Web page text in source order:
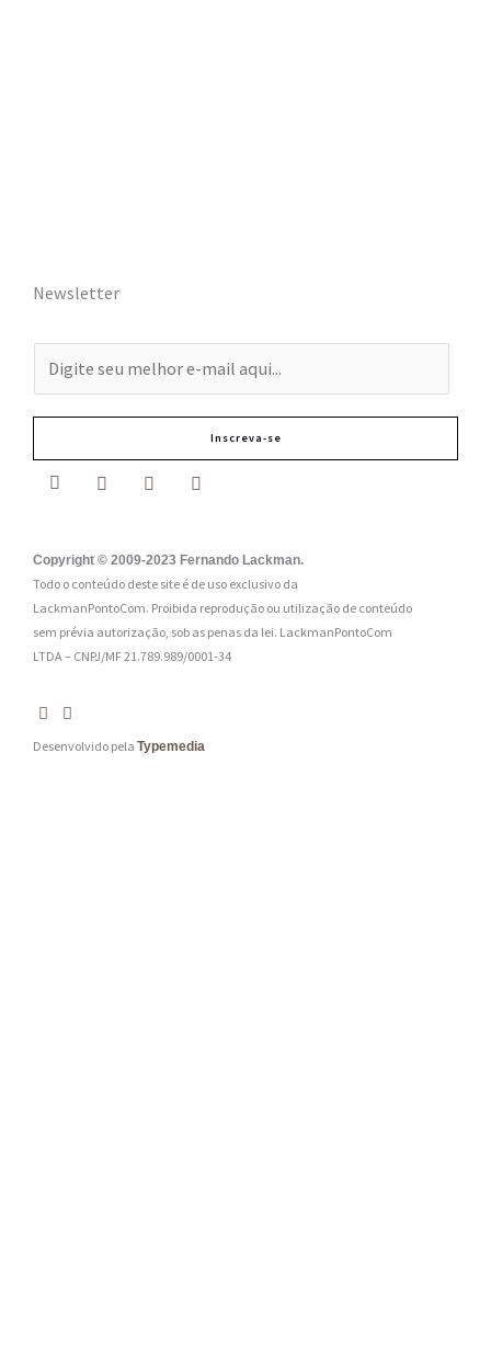
Newsletter
-
m
a
:
*
Inscreva-se
Copyright © 2009-2023 Fernando Lackman.
Todo o conteúdo deste site é de uso exclusivo da
LackmanPontoCom. Proibida reprodução ou utilização de conteúdo
sem prévia autorização, sob as penas da lei. LackmanPontoCom
LTDA – CNPJ/MF 21.789.989/0001-34
Desenvolvido pela Typemedia